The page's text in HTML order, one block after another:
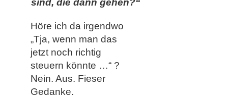
sind, die dann gehen?“
Höre ich da irgendwo
„Tja, wenn man das
jetzt noch richtig
steuern könnte …“ ?
Nein. Aus. Fieser
Gedanke.